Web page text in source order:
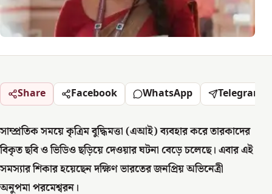
Share Facebook WhatsApp Telegram
সাম্প্রতিক সময়ে কৃত্রিম বুদ্ধিমত্তা (এআই) ব্যবহার করে তারকাদের
বিকৃত ছবি ও ভিডিও ছড়িয়ে দেওয়ার ঘটনা বেড়ে চলেছে। এবার এই
সমস্যার শিকার হয়েছেন দক্ষিণ ভারতের জনপ্রিয় অভিনেত্রী
অনুপমা পরমেশ্বরন।